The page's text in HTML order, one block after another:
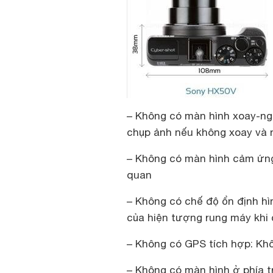
– Không có màn hình xoay-
chụp ảnh nếu không xoay và
– Không có màn hình cảm
quan
– Không có chế độ ổn định
của hiện tượng rung máy
– Không có GPS tích hợp:
– Không có màn hình ở phía